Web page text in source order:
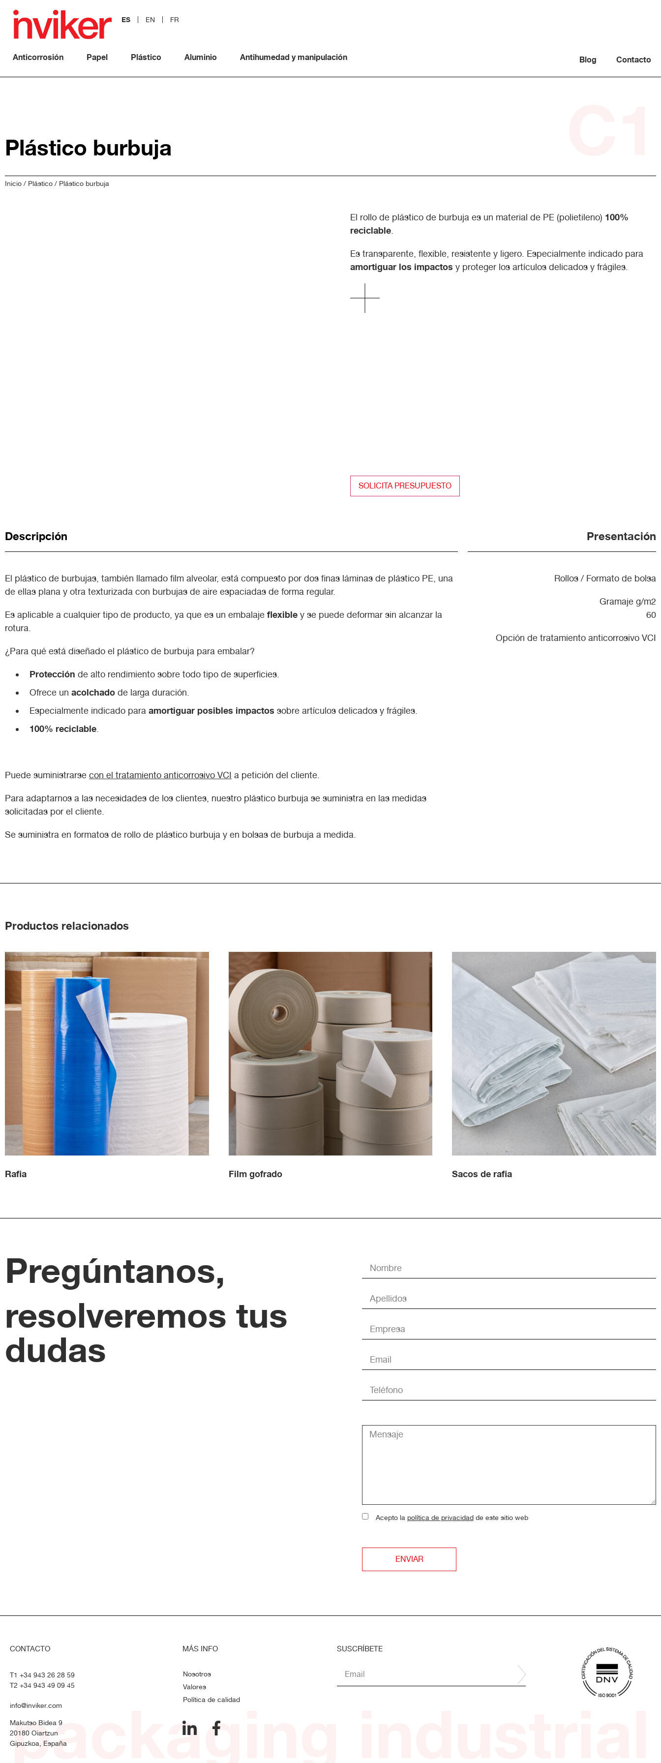
ES EN FR
Anticorrosión Papel Plástico Aluminio Antihumedad y manipulación Blog Contacto
Plástico burbuja
Inicio / Plástico / Plástico burbuja
El rollo de plástico de burbuja es un material de PE (polietileno) 100%
reciclable.
Es transparente, flexible, resistente y ligero. Especialmente indicado para
amortiguar los impactos y proteger los artículos delicados y frágiles.
SOLICITA PRESUPUESTO
Descripción
El plástico de burbujas, también llamado film alveolar, está compuesto por dos finas láminas de plástico PE, una
de ellas plana y otra texturizada con burbujas de aire espaciadas de forma regular.
Es aplicable a cualquier tipo de producto, ya que es un embalaje flexible y se puede deformar sin alcanzar la
rotura.
¿Para qué está diseñado el plástico de burbuja para embalar?
Protección de alto rendimiento sobre todo tipo de superficies.
Ofrece un acolchado de larga duración.
Especialmente indicado para amortiguar posibles impactos sobre artículos delicados y frágiles.
100% reciclable
Puede suministrarse con el tratamiento anticorrosivo VCI a petición del cliente.
Para adaptarnos a las necesidades de los clientes, nuestro plástico burbuja se suministra en las medidas
solicitadas por el cliente.
Se suministra en formatos de rollo de plástico burbuja y en bolsas de burbuja a medida.
Presentación
Rollos / Formato de bolsa
Gramaje g/m2
60
Opción de tratamiento anticorrosivo VCI
Productos relacionados
Rafia Film gofrado Sacos de rafia
Pregúntanos,
resolveremos tus
dudas
Acepto la política de privacidadde este sitio web
ENVIAR
CONTACTO
T1 +34 943 26 28 59
T2 +34 943 49 09 45
info@inviker.com
Makutso Bidea 9
20180 Oiartzun
Gipuzkoa, España
MÁS INFO
Nosotros
Valores
Política de calidad
SUSCRÍBETE
packaging industrial